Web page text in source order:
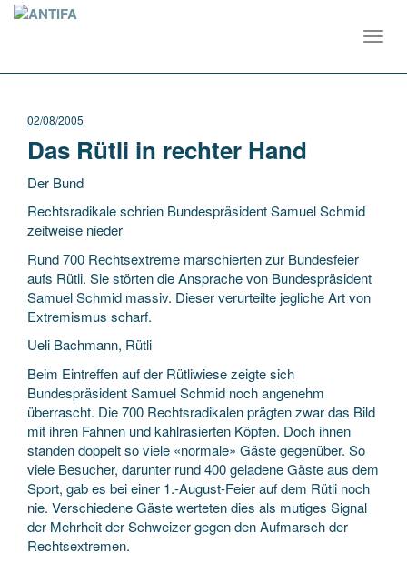
02/08/2005
Das Rütli in rechter Hand
Der Bund
Rechtsradikale schrien Bundespräsident Samuel Schmid
zeitweise nieder
Rund 700 Rechtsextreme marschierten zur Bundesfeier
aufs Rütli. Sie störten die Ansprache von Bundespräsident
Samuel Schmid massiv. Dieser verurteilte jegliche Art von
Extremismus scharf.
Ueli Bachmann, Rütli
Beim Eintreffen auf der Rütliwiese zeigte sich
Bundespräsident Samuel Schmid noch angenehm
überrascht. Die 700 Rechtsradikalen prägten zwar das Bild
mit ihren Fahnen und kahlrasierten Köpfen. Doch ihnen
standen doppelt so viele «normale» Gäste gegenüber. So
viele Besucher, darunter rund 400 geladene Gäste aus dem
Sport, gab es bei einer 1.-August-Feier auf dem Rütli noch
nie. Verschiedene Gäste werteten dies als mutiges Signal
der Mehrheit der Schweizer gegen den Aufmarsch der
Rechtsextremen.